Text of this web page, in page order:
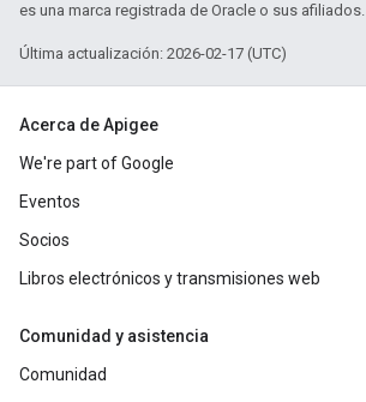
es una marca registrada de Oracle o sus afiliados.
Última actualización: 2026-02-17 (UTC)
Acerca de Apigee
We're part of Google
Eventos
Socios
Libros electrónicos y transmisiones web
Comunidad y asistencia
Comunidad